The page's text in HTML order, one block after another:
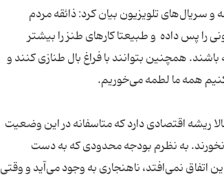
و سریال‌های تلویزیون بیان کرد: ذائقه مردم
را پس داده و طبیعتا کارهای طنز را بیشتر
همچنین بتوانند با فراغ بال طنازی کنند و
همه ما لطمه می‌خوریم.
ریشه اقتصادی دارد که متاسفانه در این وضعیت
نخورند. به نظرم بودجه محدودی که به دست
اتفاق نمی‌افتد، ناهنجاری به وجود می‌آید و وقتی